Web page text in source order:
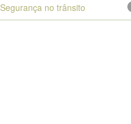
Segurança no trânsito